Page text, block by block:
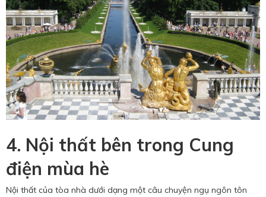
4. Nội thất bên trong Cung
điện mùa hè
Nội thất của tòa nhà dưới dạng một câu chuyện ngụ ngôn tôn